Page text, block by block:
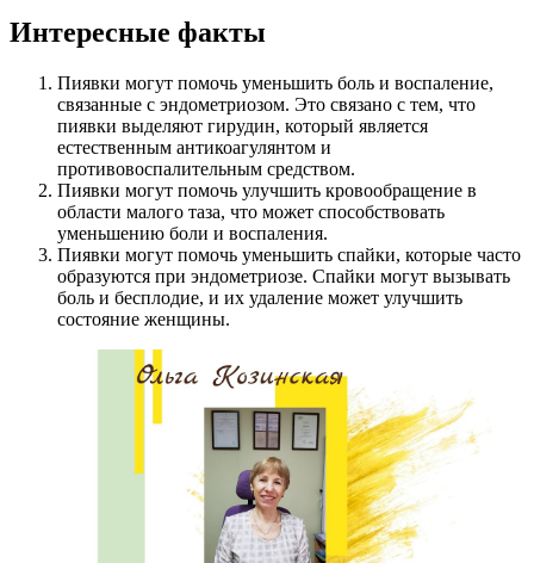
Интересные факты
Пиявки могут помочь уменьшить боль и воспаление,
связанные с эндометриозом. Это связано с тем, что
пиявки выделяют гирудин, который является
естественным антикоагулянтом и
противовоспалительным средством.
Пиявки могут помочь улучшить кровообращение в
области малого таза, что может способствовать
уменьшению боли и воспаления.
Пиявки могут помочь уменьшить спайки, которые часто
образуются при эндометриозе. Спайки могут вызывать
боль и бесплодие, и их удаление может улучшить
состояние женщины.